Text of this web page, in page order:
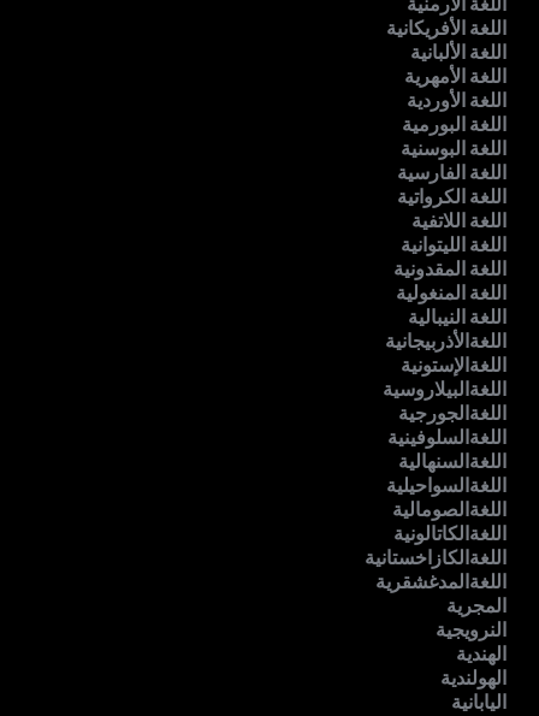
اللغة الأفريكانية
اللغة الألبانية
اللغة الأمهرية
اللغة الأوردية
اللغة البورمية
اللغة البوسنية
اللغة الفارسية
اللغة الكرواتية
اللغة اللاتفية
اللغة الليتوانية
اللغة المقدونية
اللغة المنغولية
اللغة النيبالية
اللغةالأذربيجانية
اللغةالإستونية
اللغةالبيلاروسية
اللغةالجورجية
اللغةالسلوفينية
اللغةالسنهالية
اللغةالسواحيلية
اللغةالصومالية
اللغةالكاتالونية
اللغةالكازاخستانية
اللغةالمدغشقرية
المجرية
النرويجية
الهندية
الهولندية
اليابانية